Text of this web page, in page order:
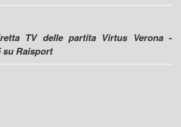
TV delle partita Virtus Verona -
su Raisport